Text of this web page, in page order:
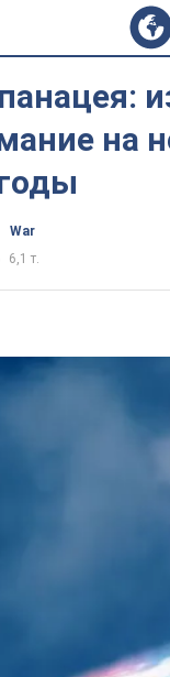
на
War
6,1 т.